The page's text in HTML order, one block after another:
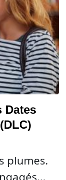
Dates
plumes.